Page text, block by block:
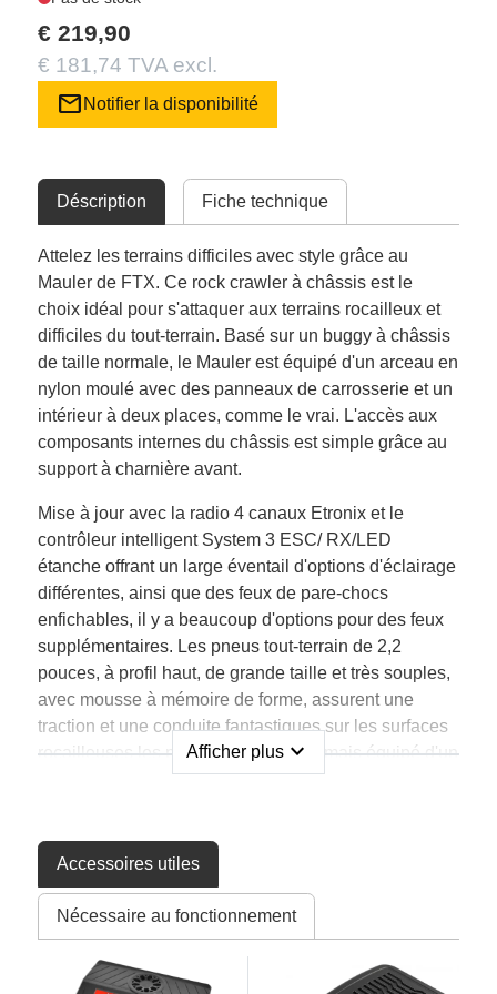
€ 219,90
€ 181,74 TVA excl.
mail Notifier la disponibilité
Déscription Fiche technique
Attelez les terrains difficiles avec style grâce au
Mauler de FTX. Ce rock crawler à châssis est le
choix idéal pour s'attaquer aux terrains rocailleux et
difficiles du tout-terrain. Basé sur un buggy à châssis
de taille normale, le Mauler est équipé d'un arceau en
nylon moulé avec des panneaux de carrosserie et un
intérieur à deux places, comme le vrai. L'accès aux
composants internes du châssis est simple grâce au
support à charnière avant.
Mise à jour avec la radio 4 canaux Etronix et le
contrôleur intelligent System 3 ESC/ RX/LED
étanche offrant un large éventail d'options d'éclairage
différentes, ainsi que des feux de pare-chocs
enfichables, il y a beaucoup d'options pour des feux
supplémentaires. Les pneus tout-terrain de 2,2
pouces, à profil haut, de grande taille et très souples,
avec mousse à mémoire de forme, assurent une
traction et une conduite fantastiques sur les surfaces
rocailleuses les plus difficiles. Désormais équipé d'un
servo Etronix de 15 kg à engrenages métalliques
robuste offre une articulation exceptionnelle, qui peut
être réglée avec précision grâce à une série de
positions de montage pour les amortisseurs, les
biellettes et les plaques de châssis, ce qui permet
d'obtenir une multitude d'angles et d'empattements
Afficher plus expand_more
Accessoires utiles
Nécessaire au fonctionnement